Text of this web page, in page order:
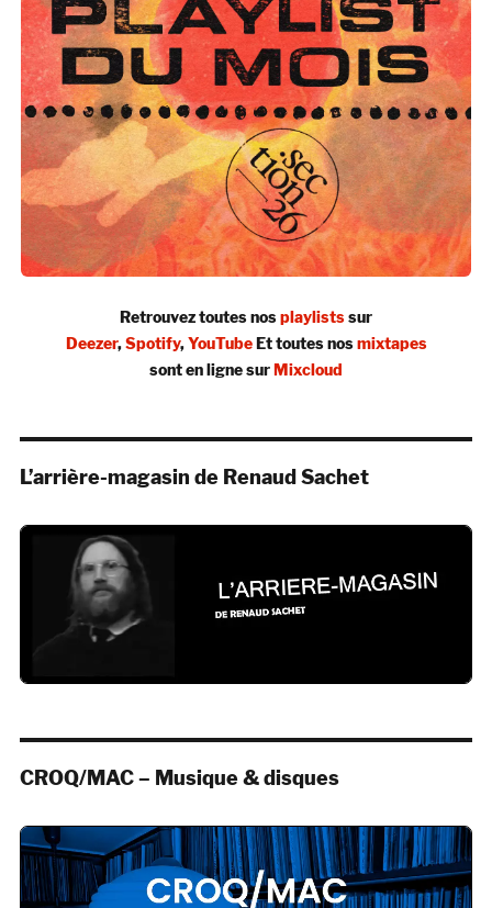
Retrouvez toutes nosplaylistssur
Deezer,Spotify,YouTubeEt toutes nosmixtapes
sont en ligne surMixcloud
L’arrière-magasin de Renaud Sachet
CROQ/MAC – Musique & disques